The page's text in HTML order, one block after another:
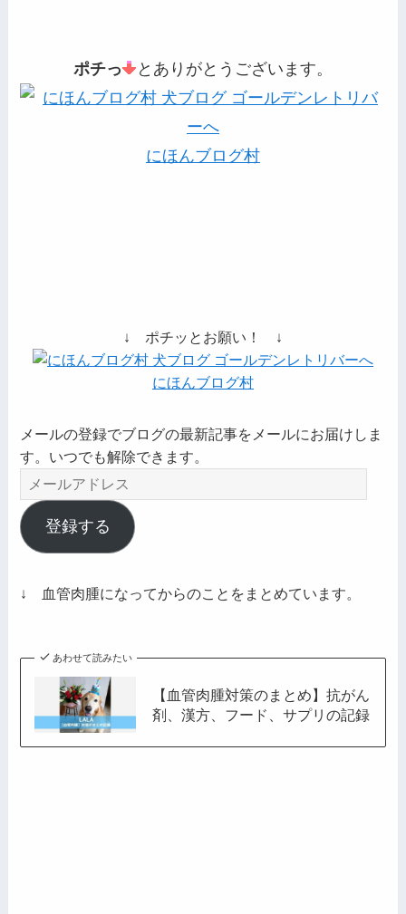
ポチっ とありがとうございます。
にほんブログ村
↓ ポチッとお願い！ ↓
にほんブログ村
メールの登録でブログの最新記事をメールにお届けしま
す。いつでも解除できます。
メ
ー
ル
ア
レ
登録する
↓ 血管肉腫になってからのことをまとめています。
あわせて読みたい
【血管肉腫対策のまとめ】抗がん
剤、漢方、フード、サプリの記録